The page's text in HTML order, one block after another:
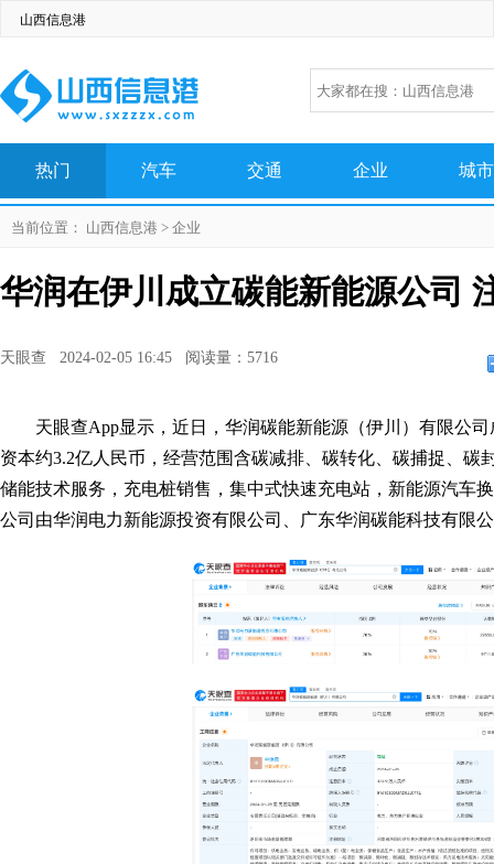
山西信息港
热门 汽车 交通 企业 城市
生活 百科
当前位置： 山西信息港 > 企业
华润在伊川成立碳能新能源公司
天眼查 2024-02-05 16:45 阅读量：5716
天眼查App显示，近日，华润碳能新能源（伊川）有限公
资本约3.2亿人民币，经营范围含碳减排、碳转化、碳捕捉、碳
储能技术服务，充电桩销售，集中式快速充电站，新能源汽车
公司由华润电力新能源投资有限公司、广东华润碳能科技有限